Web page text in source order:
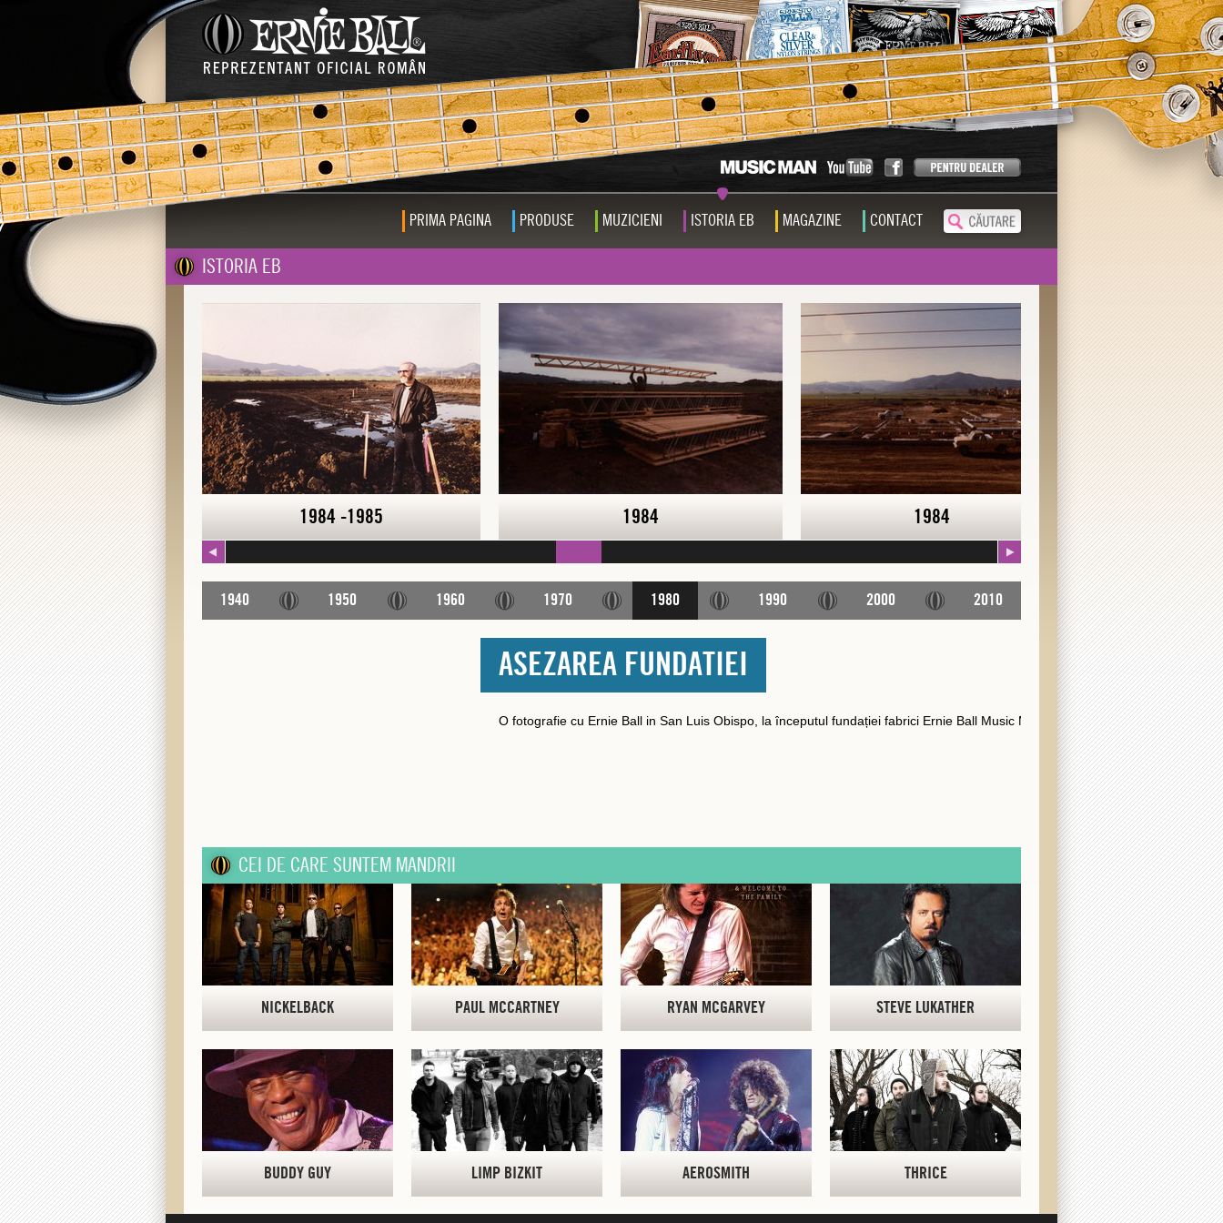
PRIMA PAGINA PRODUSE MUZICIENI ISTORIA EB MAGAZINE CONTACT
ISTORIA EB
1984 1984 -1985 1984 1984 1985
1940 1950 1960 1970 1980 1990 2000 2010
ASEZAREA FUNDATIEI
O fotografie cu Ernie Ball in San Luis Obispo, la începutul fundației fabrici Ernie Ball Music Man.
CEI DE CARE SUNTEM MANDRII
NICKELBACK PAUL MCCARTNEY RYAN MCGARVEY STEVE LUKATHER
BUDDY GUY LIMP BIZKIT AEROSMITH THRICE